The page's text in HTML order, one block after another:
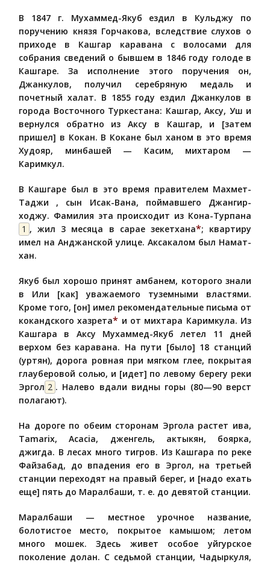
В 1847 г. Мухаммед-Якуб ездил в Кульджу по
поручению князя Горчакова, вследствие слухов о
приходе в Кашгар каравана с волосами для
собрания сведений о бывшем в 1846 году голоде в
Кашгаре. За исполнение этого поручения он,
Джанкулов, получил серебряную медаль и
почетный халат. В 1855 году ездил Джанкулов в
города Восточного Туркестана: Кашгар, Аксу, Уш и
вернулся обратно из Аксу в Кашгар, и [затем
пришел] в Кокан. В Кокане был ханом в это время
Худояр, минбашей — Касим, михтаром —
Каримкул.
В Кашгаре был в это время правителем Махмет-
Таджи , сын Исак-Вана, поймавшего Джангир-
ходжу. Фамилия эта происходит из Кона-Турпана
1 , жил 3 месяца в сарае зекетхана*; квартиру
имел на Анджанской улице. Аксакалом был Намат-
хан.
Якуб был хорошо принят амбанем, которого знали
в Или [как] уважаемого туземными властями.
Кроме того, [он] имел рекомендательные письма от
кокандского хазрета* и от михтара Каримкула. Из
Кашгара в Аксу Мухаммед-Якуб летел 11 дней
верхом без каравана. На пути [было] 18 станций
(уртян), дорога ровная при мягком глее, покрытая
глауберовой солью, и [идет] по левому берегу реки
Эргол 2 . Налево вдали видны горы (80—90 верст
полагают).
На дороге по обеим сторонам Эргола растет ива,
Tamarix, Acacia, дженгель, актыкян, боярка,
джигда. В лесах много тигров. Из Кашгара по реке
Файзабад, до впадения его в Эргол, на третьей
станции переходят на правый берег, и [надо ехать
еще] пять до Маралбаши, т. е. до девятой станции.
Маралбаши — местное урочное название,
болотистое место, покрытое камышом; летом
много мошек. Здесь живет особое уйгурское
поколение долан. С седьмой станции, Чадыркуля,